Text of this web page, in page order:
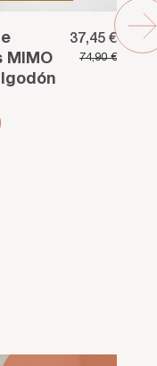
MIMO
37,45 €
74,90 €